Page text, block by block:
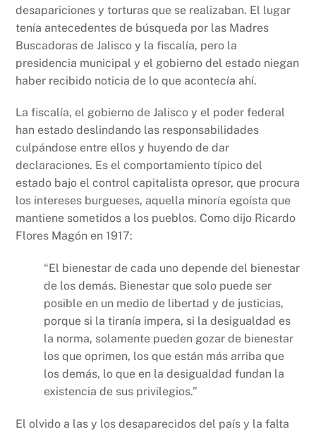
desapariciones y torturas que se realizaban. El lugar
tenía antecedentes de búsqueda por las Madres
Buscadoras de Jalisco y la fiscalía, pero la
presidencia municipal y el gobierno del estado niegan
haber recibido noticia de lo que acontecía ahí.
La fiscalía, el gobierno de Jalisco y el poder federal
han estado deslindando las responsabilidades
culpándose entre ellos y huyendo de dar
declaraciones. Es el comportamiento típico del
estado bajo el control capitalista opresor, que procura
los intereses burgueses, aquella minoría egoísta que
mantiene sometidos a los pueblos. Como dijo Ricardo
Flores Magón en 1917:
“El bienestar de cada uno depende del bienestar
de los demás. Bienestar que solo puede ser
posible en un medio de libertad y de justicias,
porque si la tiranía impera, si la desigualdad es
la norma, solamente pueden gozar de bienestar
los que oprimen, los que están más arriba que
los demás, lo que en la desigualdad fundan la
existencia de sus privilegios.”
El olvido a las y los desaparecidos del país y la falta